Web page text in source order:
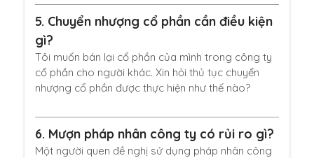
5. Chuyển nhượng cổ phần cần điều kiện
gì?
Tôi muốn bán lại cổ phần của mình trong công ty
cổ phần cho người khác. Xin hỏi thủ tục chuyển
nhượng cổ phần được thực hiện như thế nào?
6. Mượn pháp nhân công ty có rủi ro gì?
Một người quen đề nghị sử dụng pháp nhân công